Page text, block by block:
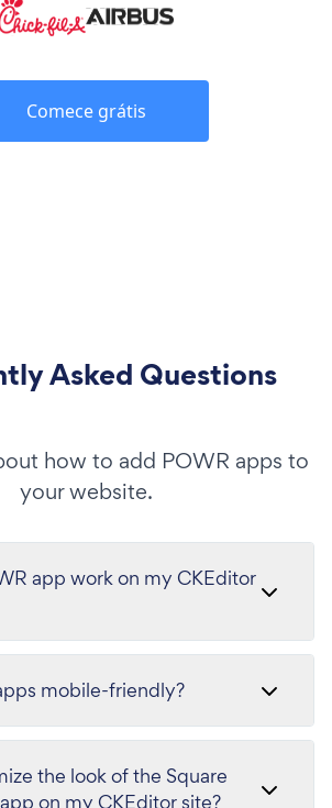
Comece grátis
Asked Questions
how to add POWR apps to
your website.
app work on my CKEditor
mobile-friendly?
the look of the Square
on my CKEditor site?